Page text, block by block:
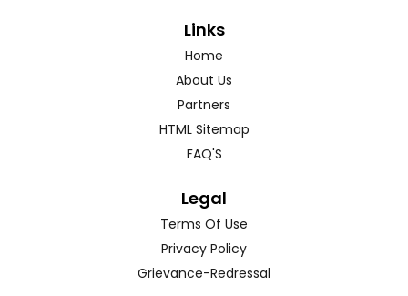
Links
Home
About Us
Partners
HTML Sitemap
FAQ'S
Legal
Terms Of Use
Privacy Policy
Grievance-Redressal